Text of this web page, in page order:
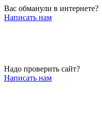
Вас обманули в интернете?
Написать нам
Надо проверить сайт?
Написать нам